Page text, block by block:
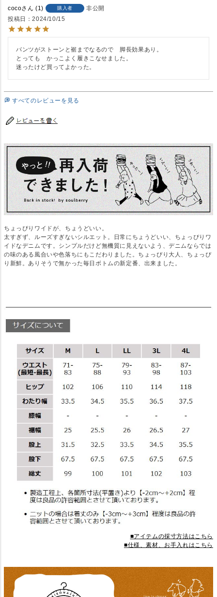
coco 1 購入者
非公開
投稿日
2024/10/15
パンツがストーンと裾までなるので　脚長効果あり。
とっても　かっこよく履きこなせました。
迷ったけど買ってよかった。
すべてのレビューを見る
ちょっぴりワイドが、ちょうどいい。
太すぎず、ルーズすぎないシルエット。日常にちょうどいい、ちょっぴりワ
イドなデニムです。シンプルだけど無機質に見えないよう、デニムならでは
の味のある風合いや色落ちにもこだわりました。ちょっぴり大人、ちょっぴ
り新鮮。ありそうで無かった毎日ボトムの新定番、出来ました。
■アイテムの採寸方法はこちら
■仕様、素材、お手入れはこちら